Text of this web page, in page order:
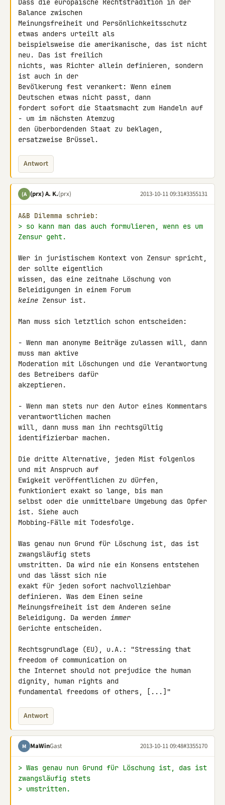
Dass die europäische Rechtstradition in der
Balance zwischen
Meinungsfreiheit und Persönlichkeitsschutz
etwas anders urteilt als
beispielsweise die amerikanische, das ist nicht
neu. Das ist freilich
nichts, was Richter allein definieren, sondern
ist auch in der
Bevölkerung fest verankert: Wenn einem
Deutschen etwas nicht passt, dann
fordert sofort die Staatsmacht zum Handeln auf
- um im nächsten Atemzug
den überbordenden Staat zu beklagen,
ersatzweise Brüssel.
Antwort
(A (prx) A. K.(prx) 2013-10-11 09:31#3355131
A&B Dilemma schrieb:
> so kann man das auch formulieren, wenn es um
Zensur geht.
Wer in juristischem Kontext von Zensur spricht,
der sollte eigentlich
wissen, das eine zeitnahe Löschung von
keine Zensur ist.
Man muss sich letztlich schon entscheiden:
- Wenn man anonyme Beiträge zulassen will, dann
muss man aktive
Moderation mit Löschungen und die Verantwortung
des Betreibers dafür
akzeptieren.
- Wenn man stets nur den Autor eines Kommentars
verantwortlichen machen
will, dann muss man ihn rechtsgültig
identifizierbar machen.
Die dritte Alternative, jeden Mist folgenlos
und mit Anspruch auf
Ewigkeit veröffentlichen zu dürfen,
funktioniert exakt so lange, bis man
selbst oder die unmittelbare Umgebung das Opfer
ist. Siehe auch
Mobbing-Fälle mit Todesfolge.
Was genau nun Grund für Löschung ist, das ist
zwangsläufig stets
umstritten. Da wird nie ein Konsens entstehen
und das lässt sich nie
exakt für jeden sofort nachvollziehbar
definieren. Was dem Einen seine
Meinungsfreiheit ist dem Anderen seine
Beleidigung. Da werden immer
Gerichte entscheiden.
Rechtsgrundlage (EU), u.A.: "Stressing that
freedom of communication on
the Internet should not prejudice the human
dignity, human rights and
fundamental freedoms of others, [...]"
Antwort
M MaWinGast 2013-10-11 09:48#3355170
> Was genau nun Grund für Löschung ist, das ist
zwangsläufig stets
> umstritten.